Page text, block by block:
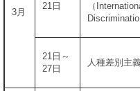
3月
21日
（
21日～
27日
人種差別主